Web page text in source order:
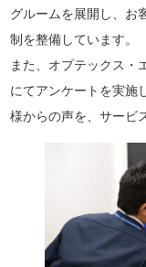
グルームを展開し、お
制を整備しています。
また、オプテックス・
にてアンケートを実施
様からの声を、サービ